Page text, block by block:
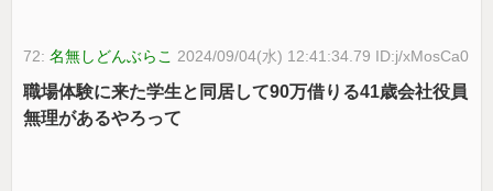
72:名無しどんぶらこ 2024/09/04(水) 12:41:34.79 ID:j/xMosCa0
職場体験に来た学生と同居して90万借りる41歳会社役員
無理があるやろって